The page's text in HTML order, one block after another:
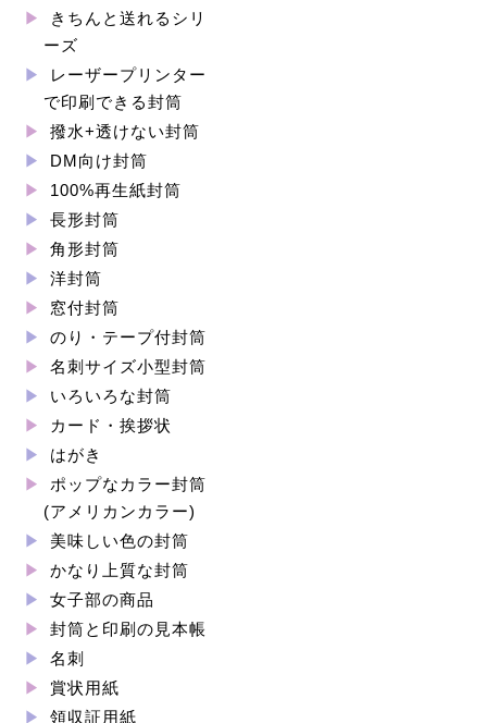
きちんと送れるシリ
ーズ
レーザープリンター
で印刷できる封筒
撥水+透けない封筒
DM向け封筒
100%再生紙封筒
長形封筒
角形封筒
洋封筒
窓付封筒
のり・テープ付封筒
名刺サイズ小型封筒
いろいろな封筒
カード・挨拶状
はがき
ポップなカラー封筒
(アメリカンカラー)
美味しい色の封筒
かなり上質な封筒
女子部の商品
封筒と印刷の見本帳
名刺
賞状用紙
領収証用紙